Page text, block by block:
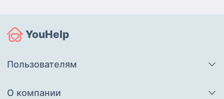
YouHelp
Пользователям
О компании